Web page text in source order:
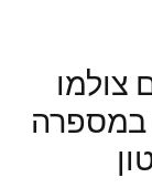
צולמו
במספרה